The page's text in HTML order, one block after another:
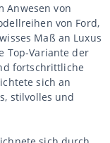
Anwesen von
von Ford,
Maß an Luxus
Top-Variante der
fortschrittliche
sich an
stilvolles und